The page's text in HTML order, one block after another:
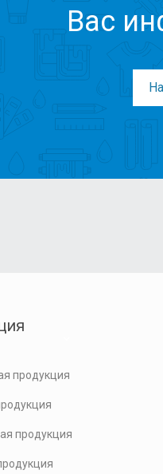
Вас
продукция
продукция